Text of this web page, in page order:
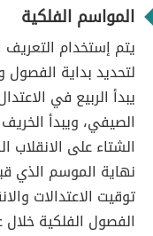
المواسم الفلكية
يتم إستخدام التعريف
لتحديد بداية
يبدأ الربيع في
الصيفي، ويبدأ
الشتاء على
نهاية الموسم الذي
توقيت الاعتدالات
الفصول الفلكية